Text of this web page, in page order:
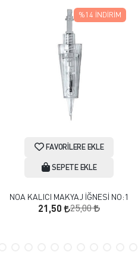
FAVORILERE EKLE
SEPETE EKLE
NOA KALICI MAKYAJ İĞNESİ NO:1
21,50 25,00
%14 İNDIRIM